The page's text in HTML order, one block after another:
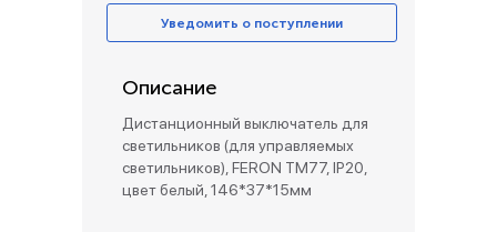
Уведомить о поступлении
Описание
Дистанционный выключатель для
светильников (для управляемых
светильников), FERON TM77, IP20,
цвет белый, 146*37*15мм